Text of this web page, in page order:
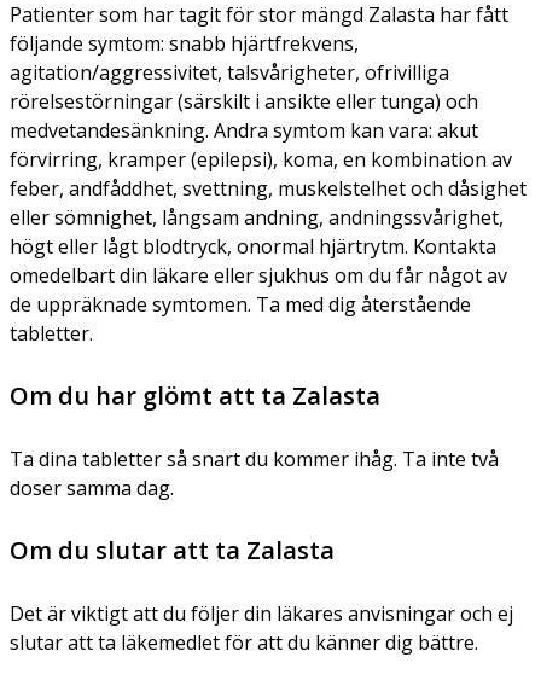
Patienter som har tagit för stor mängd Zalasta har fått
följande symtom: snabb hjärtfrekvens,
agitation/aggressivitet, talsvårigheter, ofrivilliga
rörelsestörningar (särskilt i ansikte eller tunga) och
medvetandesänkning. Andra symtom kan vara: akut
förvirring, kramper (epilepsi), koma, en kombination av
feber, andfåddhet, svettning, muskelstelhet och dåsighet
eller sömnighet, långsam andning, andningssvårighet,
högt eller lågt blodtryck, onormal hjärtrytm. Kontakta
omedelbart din läkare eller sjukhus om du får något av
de uppräknade symtomen. Ta med dig återstående
tabletter.
Om du har glömt att ta Zalasta
Ta dina tabletter så snart du kommer ihåg. Ta inte två
doser samma dag.
Om du slutar att ta Zalasta
Det är viktigt att du följer din läkares anvisningar och ej
slutar att ta läkemedlet för att du känner dig bättre.